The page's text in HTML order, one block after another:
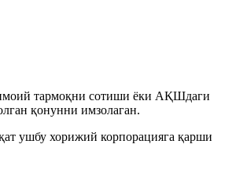
тармоқни сотиши ёки АҚШдаги
қонунни имзолаган.
ушбу хорижий корпорацияга қарши